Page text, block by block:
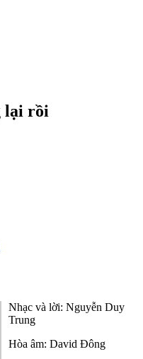
lại rồi
Nhạc và lời: Nguyễn Duy
Trung
Hòa âm: David Đông